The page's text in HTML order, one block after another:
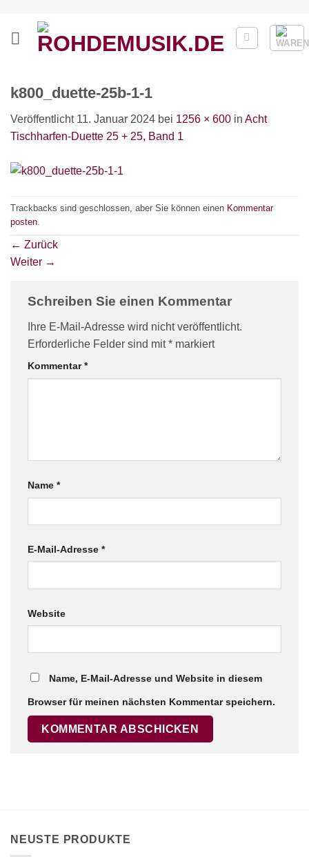
springen
k800_duette-25b-1-1
Veröffentlicht 11. Januar 2024 bei 1256 × 600 in Acht
Tischharfen-Duette 25 + 25, Band 1
Trackbacks sind geschlossen, aber Sie können einen Kommentar
posten
← Zurück
Weiter →
Schreiben Sie einen Kommentar
Ihre E-Mail-Adresse wird nicht veröffentlicht.
Erforderliche Felder sind mit* markiert
Kommentar*
Name *
E-Mail-Adresse *
Website
Name, E-Mail-Adresse und Website in diesem
Browser für meinen nächsten Kommentar speichern.
NEUSTE PRODUKTE